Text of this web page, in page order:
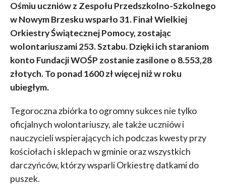
Ośmiu uczniów z Zespołu Przedszkolno-Szkolnego
w Nowym Brzesku wsparło 31. Finał Wielkiej
Orkiestry Świątecznej Pomocy, zostając
wolontariuszami 253. Sztabu. Dzięki ich staraniom
konto Fundacji WOŚP zostanie zasilone o 8.553,28
złotych. To ponad 1600 zł więcej niż w roku
ubiegłym.
Tegoroczna zbiórka to ogromny sukces nie tylko
oficjalnych wolontariuszy, ale także uczniów i
nauczycieli wspierających ich podczas kwesty przy
kościołach i sklepach w gminie oraz wszystkich
darczyńców, którzy wsparli Orkiestrę datkami do
puszek.